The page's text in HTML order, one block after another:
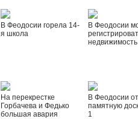
В Феодосии горела 14-
я школа
В Феодосии
недвижимость
На перекрестке
Горбачева и Федько
большая авария
В Феодосии
памятную
1